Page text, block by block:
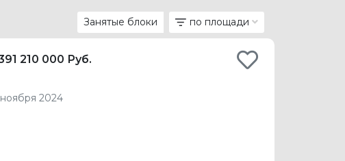
Занятые блоки по площади
210 000 Руб.
2024